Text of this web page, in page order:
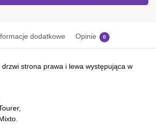
dodatkowe Opinie 0
strona prawa i lewa występująca w